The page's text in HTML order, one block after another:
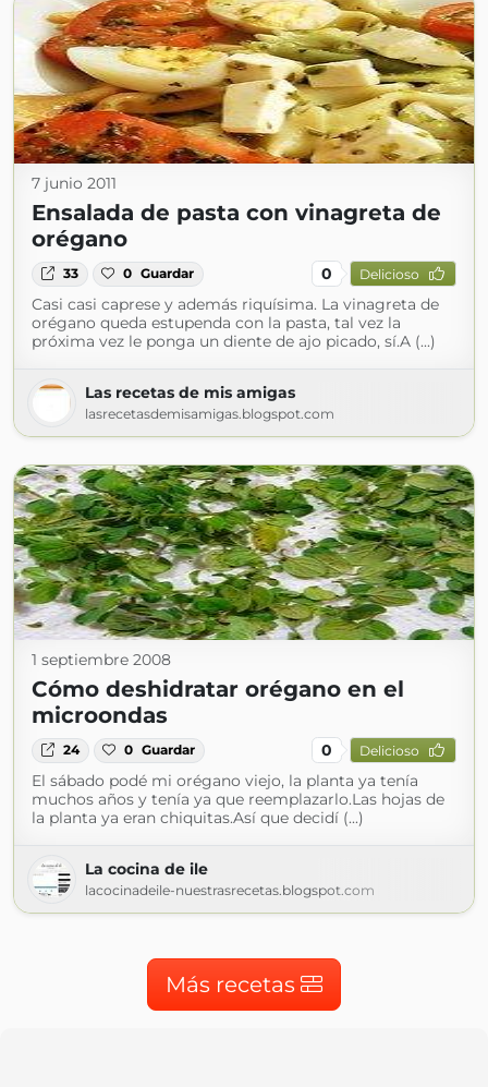
7 junio 2011
Ensalada de pasta con vinagreta de
orégano
33 0 Guardar 0 Delicioso
Casi casi caprese y además riquísima. La vinagreta de
orégano queda estupenda con la pasta, tal vez la
próxima vez le ponga un diente de ajo picado, sí.A (...)
Las recetas de mis amigas
lasrecetasdemisamigas.blogspot.com
1 septiembre 2008
Cómo deshidratar orégano en el
microondas
24 0 Guardar 0 Delicioso
El sábado podé mi orégano viejo, la planta ya tenía
muchos años y tenía ya que reemplazarlo.Las hojas de
la planta ya eran chiquitas.Así que decidí (...)
La cocina de ile
lacocinadeile-nuestrasrecetas.blogspot.com
Más recetas